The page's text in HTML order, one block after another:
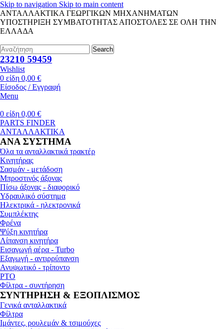
Skip to navigation Skip to main content
ΑΝΤΑΛΛΑΚΤΙΚΑ ΓΕΩΡΓΙΚΩΝ ΜΗΧΑΝΗΜΑΤΩΝ
ΥΠΟΣΤΗΡΙΞΗ ΣΥΜΒΑΤΟΤΗΤΑΣ ΑΠΟΣΤΟΛΕΣ ΣΕ ΟΛΗ ΤΗΝ
ΕΛΛΑΔΑ
Search
23210 59459
Wishlist
0 είδη 0,00 €
Είσοδος / Εγγραφή
Menu
0 είδη 0,00 €
PARTS FINDER
ΑΝΤΑΛΛΑΚΤΙΚΑ
ΑΝΑ ΣΥΣΤΗΜΑ
Όλα τα ανταλλακτικά τρακτέρ
Κινητήρας
Σασμάν - μετάδοση
Μπροστινός άξονας
Πίσω άξονας - διαφορικό
Υδραυλικό σύστημα
Ηλεκτρικά - ηλεκτρονικά
Συμπλέκτης
Φρένα
Ψύξη κινητήρα
Λίπανση κινητήρα
Εισαγωγή αέρα - Turbo
Εξαγωγή - αντιρρύπανση
Ανυψωτικό - τρίποντο
PTO
Φίλτρα - συντήρηση
ΣΥΝΤΗΡΗΣΗ & ΕΞΟΠΛΙΣΜΟΣ
Γενικά ανταλλακτικά
Φίλτρα
Ιμάντες, ρουλεμάν & τσιμούχες